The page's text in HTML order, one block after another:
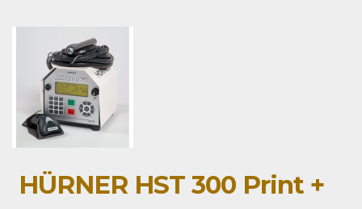
HÜRNER HST 300 Print +